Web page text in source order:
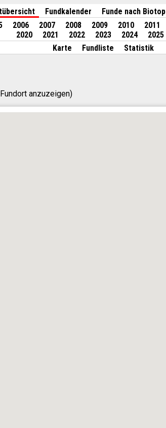
Fundkalender Funde nach Biotop
2006 2007 2008 2009 2010 2011
2020
2021 2022 2023 2024 2025
Karte
Fundliste Statistik
anzuzeigen)